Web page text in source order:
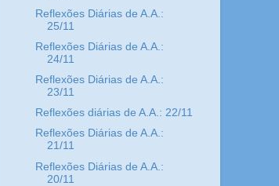
Reflexões Diárias de A.A.:
25/11
Reflexões Diárias de A.A.:
24/11
Reflexões Diárias de A.A.:
23/11
Reflexões diárias de A.A.: 22/11
Reflexões Diárias de A.A.:
21/11
Reflexões Diárias de A.A.:
20/11